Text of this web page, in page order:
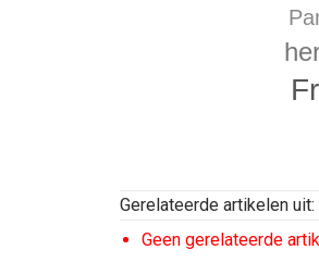
Gerelateerde artikelen uit:
Geen gerelateerde